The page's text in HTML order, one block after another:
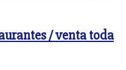
/ venta toda